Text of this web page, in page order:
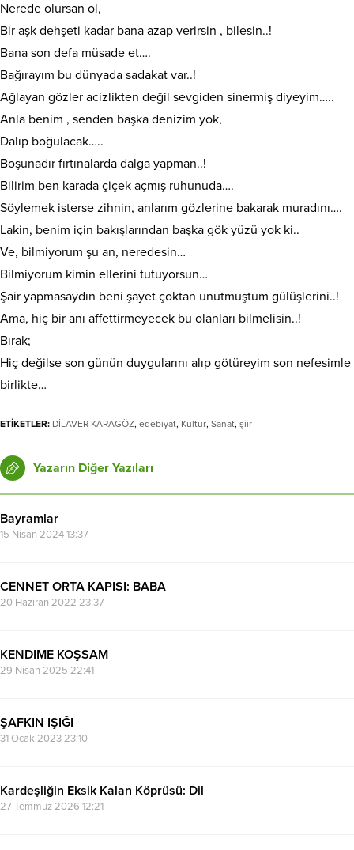
Nerede olursan ol,
Bir aşk dehşeti kadar bana azap verirsin , bilesin..!
Bana son defa müsade et….
Bağırayım bu dünyada sadakat var..!
Ağlayan gözler acizlikten değil sevgiden sinermiş diyeyim…..
Anla benim , senden başka denizim yok,
Dalıp boğulacak…..
Boşunadır fırtınalarda dalga yapman..!
Bilirim ben karada çiçek açmış ruhunuda….
Söylemek isterse zihnin, anlarım gözlerine bakarak muradını….
Lakin, benim için bakışlarından başka gök yüzü yok ki..
Ve, bilmiyorum şu an, neredesin…
Bilmiyorum kimin ellerini tutuyorsun…
Şair yapmasaydın beni şayet çoktan unutmuştum gülüşlerini..!
Ama, hiç bir anı affettirmeyecek bu olanları bilmelisin..!
Bırak;
Hiç değilse son günün duygularını alıp götüreyim son nefesimle
birlikte…
ETİKETLER: DİLAVER KARAGÖZ, edebiyat, Kültür, Sanat, şiir
Yazarın Diğer Yazıları
Bayramlar
15 Nisan 2024 13:37
CENNET ORTA KAPISI: BABA
20 Haziran 2022 23:37
KENDIME KOŞSAM
29 Nisan 2025 22:41
ŞAFKIN IŞIĞI
31 Ocak 2023 23:10
Kardeşliğin Eksik Kalan Köprüsü: Dil
27 Temmuz 2026 12:21